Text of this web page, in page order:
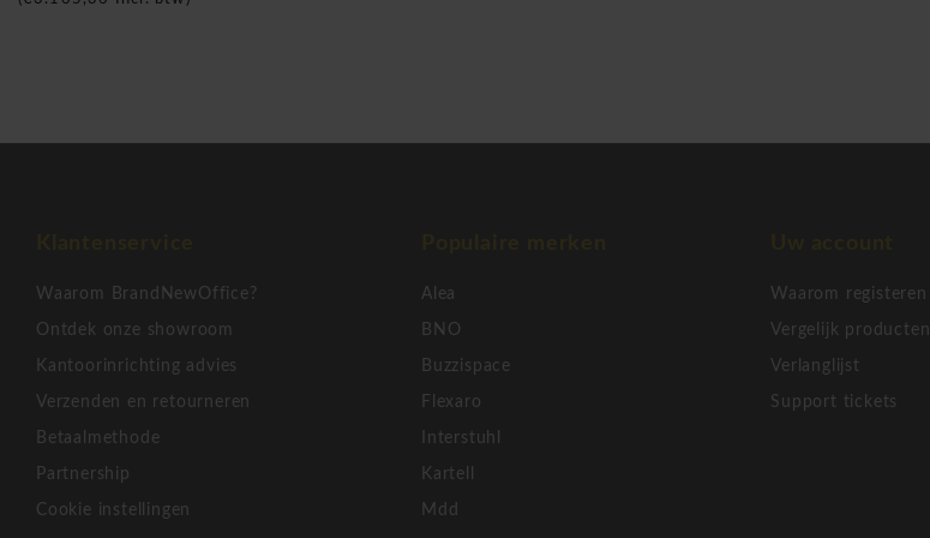
kantoormeubelen en
Waarom BrandNewOffice?
Ontdek onze showroom
Kantoorinrichting advies
Verzenden en retourneren
Betaalmethode
Partnership
Cookie instellingen
Alea
BNO
Buzzispace
Flexaro
Interstuhl
Kartell
Mdd
Waarom registeren
Vergelijk producten
Verlanglijst
Support tickets